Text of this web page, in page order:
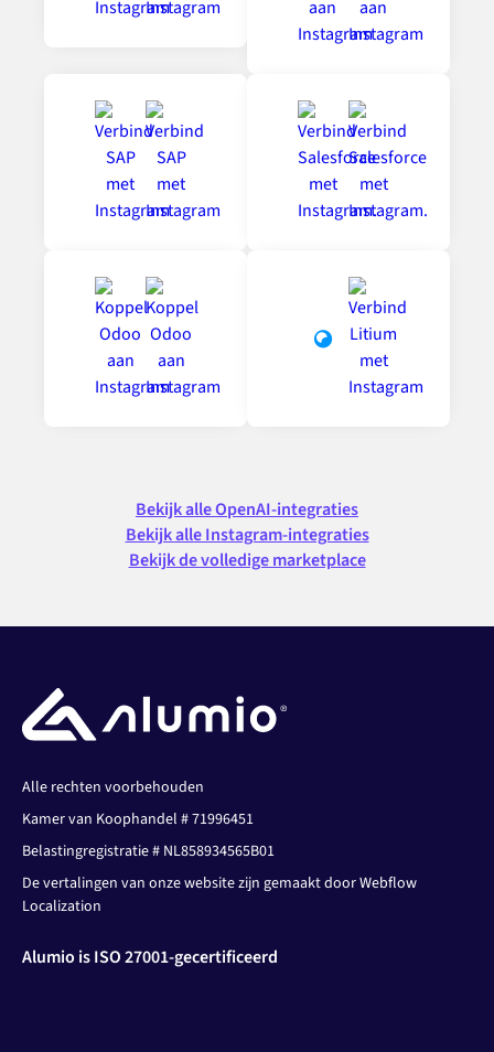
Bekijk alle OpenAI-integraties
Bekijk alle Instagram-integraties
Bekijk de volledige marketplace
Alle rechten voorbehouden
Kamer van Koophandel # 71996451
Belastingregistratie # NL858934565B01
De vertalingen van onze website zijn gemaakt door Webflow
Localization
Alumio is ISO 27001-gecertificeerd